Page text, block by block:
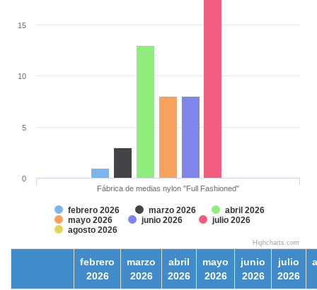
febrero 2026 marzo 2026
abril 2026
mayo 2026
junio 2026
julio 2026
agosto 2026
Fábrica de medias nylon "Full Fashioned"
0
5
10
15
Highcharts.com
febrero
2026
marzo
2026
abril
2026
mayo
2026
junio
2026
julio
2026